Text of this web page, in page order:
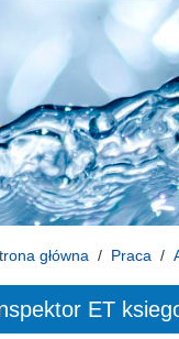
główna Praca
ET